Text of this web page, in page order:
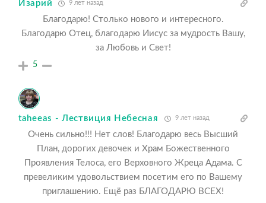
Изарий 9 лет назад
Благодарю! Столько нового и интересного.
Благодарю Отец, благодарю Иисус за мудрость Вашу,
за Любовь и Свет!
5
taheeas - Лествиция Небесная 9 лет назад
Очень сильно!!! Нет слов! Благодарю весь Высший
План, дорогих девочек и Храм Божественного
Проявления Телоса, его Верховного Жреца Адама. С
превеликим удовольствием посетим его по Вашему
приглашению. Ещё раз БЛАГОДАРЮ ВСЕХ!